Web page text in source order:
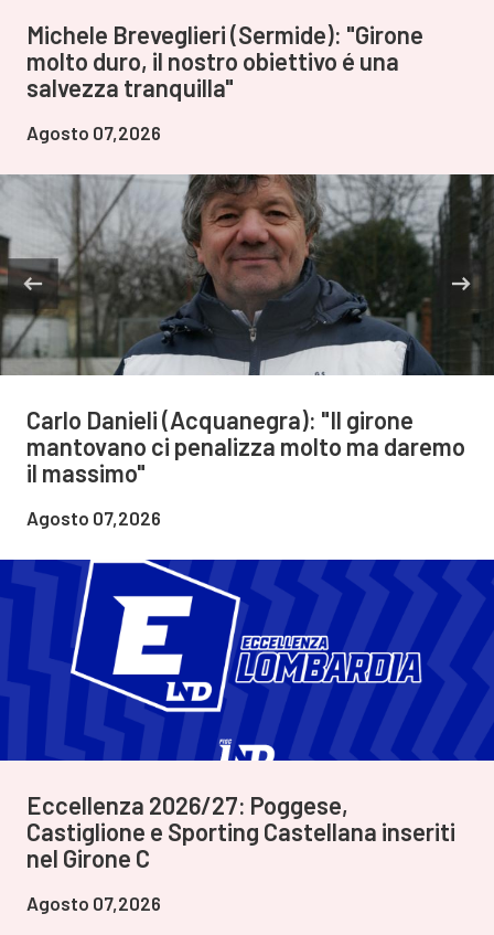
Michele Breveglieri (Sermide): "Girone
molto duro, il nostro obiettivo é una
salvezza tranquilla"
Agosto 07,2026
Carlo Danieli (Acquanegra): "Il girone
mantovano ci penalizza molto ma daremo
il massimo"
Agosto 07,2026
Eccellenza 2026/27: Poggese,
Castiglione e Sporting Castellana inseriti
nel Girone C
Agosto 07,2026